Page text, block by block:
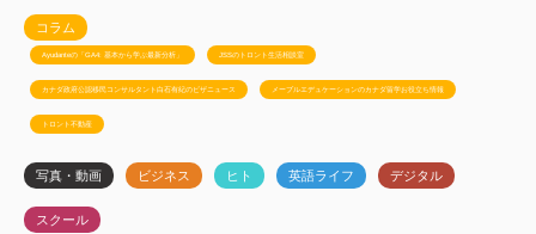
コラム
Ayudanteの「GA4: 基本から学ぶ最新分析」 JSSのトロント生活相談室
カナダ政府公認移民コンサルタント白石有紀のビザニュース メープルエデュケーションのカナダ留学お役立ち情報
トロント不動産
写真・動画 ビジネス ヒト 英語ライフ デジタル
スクール